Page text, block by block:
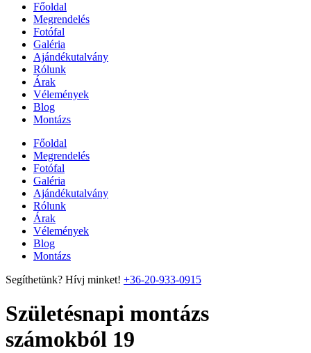
Főoldal
Megrendelés
Fotófal
Galéria
Ajándékutalvány
Rólunk
Árak
Vélemények
Blog
Montázs
Főoldal
Megrendelés
Fotófal
Galéria
Ajándékutalvány
Rólunk
Árak
Vélemények
Blog
Montázs
Segíthetünk? Hívj minket! +36-20-933-0915
Születésnapi montázs
számokból 19